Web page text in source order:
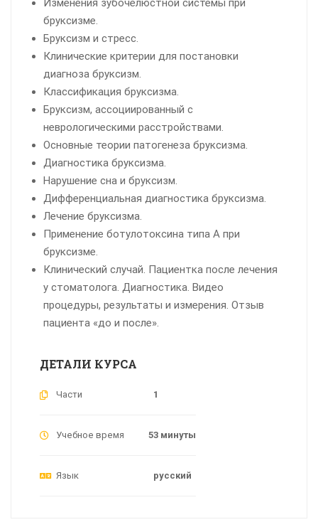
Изменения зубочелюстной системы при
бруксизме.
Бруксизм и стресс.
Клинические критерии для постановки
диагноза бруксизм.
Классификация бруксизма.
Бруксизм, ассоциированный с
неврологическими расстройствами.
Основные теории патогенеза бруксизма.
Диагностика бруксизма.
Нарушение сна и бруксизм.
Дифференциальная диагностика бруксизма.
Лечение бруксизма.
Применение ботулотоксина типа А при
бруксизме.
Клинический случай. Пациентка после лечения
у стоматолога. Диагностика. Видео
процедуры, результаты и измерения. Отзыв
пациента «до и после».
ДЕТАЛИ КУРСА
Части 1
Учебное время 53 минуты
Язык русский